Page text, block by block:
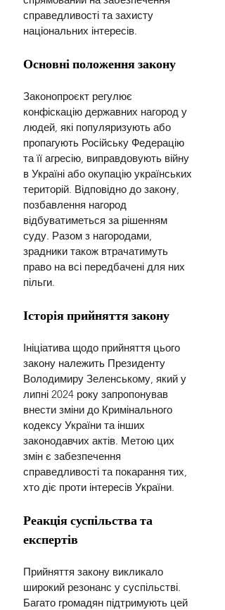
справедливості та захисту
національних інтересів.
Основні положення закону
Законопроєкт регулює
конфіскацію державних нагород у
людей, які популяризують або
пропагують Російську Федерацію
та її агресію, виправдовують війну
в Україні або окупацію українських
територій. Відповідно до закону,
позбавлення нагород
відбуватиметься за рішенням
суду. Разом з нагородами,
зрадники також втрачатимуть
право на всі передбачені для них
пільги.
Історія прийняття закону
Ініціатива щодо прийняття цього
закону належить Президенту
Володимиру Зеленському, який у
липні 2024 року запропонував
внести зміни до Кримінального
кодексу України та інших
законодавчих актів. Метою цих
змін є забезпечення
справедливості та покарання тих,
хто діє проти інтересів України.
Реакція суспільства та
експертів
Прийняття закону викликало
широкий резонанс у суспільстві.
Багато громадян підтримують цей